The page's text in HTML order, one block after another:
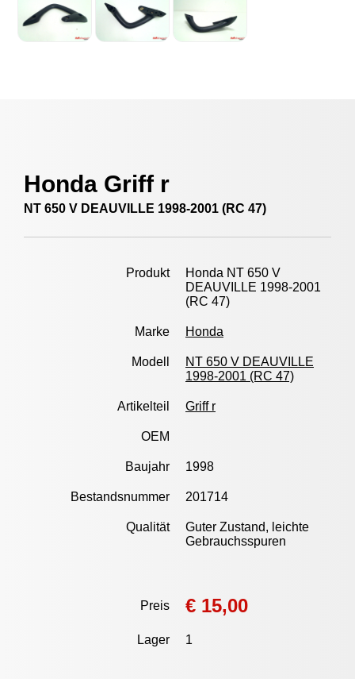
Honda Griff r
NT 650 V DEAUVILLE 1998-2001 (RC 47)
Produkt
Honda NT 650 V
DEAUVILLE 1998-2001
(RC 47)
Marke Honda
Modell
NT 650 V DEAUVILLE
1998-2001 (RC 47)
Artikelteil Griff r
OEM
Baujahr 1998
Bestandsnummer 201714
Qualität
Guter Zustand, leichte
Gebrauchsspuren
Preis € 15,00
Lager 1